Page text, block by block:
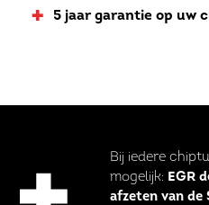
+ 5 jaar garantie op uw
Bij iedere
mogelijk: EGR
afzeten van